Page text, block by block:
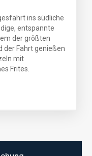
ins südliche
entspannte
der größten
der Fahrt genießen
mit
Frites.